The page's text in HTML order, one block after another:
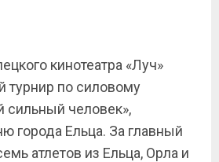
кинотеатра «Луч»
турнир по силовому
сильный человек»,
города Ельца. За главный
атлетов из Ельца, Орла и